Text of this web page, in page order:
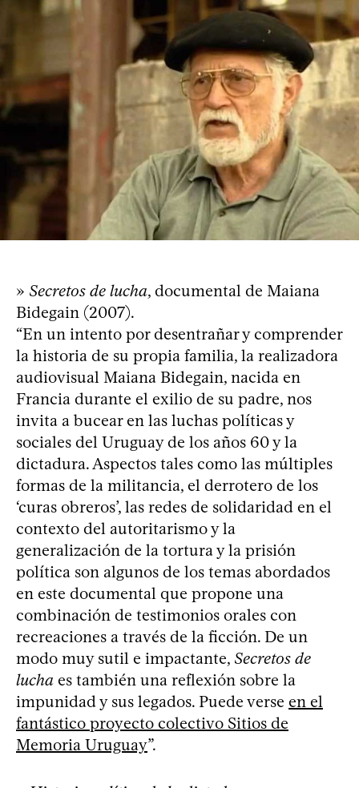
» Secretos de lucha, documental de Maiana
Bidegain (2007).
“En un intento por desentrañar y comprender
la historia de su propia familia, la realizadora
audiovisual Maiana Bidegain, nacida en
Francia durante el exilio de su padre, nos
invita a bucear en las luchas políticas y
sociales del Uruguay de los años 60 y la
dictadura. Aspectos tales como las múltiples
formas de la militancia, el derrotero de los
‘curas obreros’, las redes de solidaridad en el
contexto del autoritarismo y la
generalización de la tortura y la prisión
política son algunos de los temas abordados
en este documental que propone una
combinación de testimonios orales con
recreaciones a través de la ficción. De un
modo muy sutil e impactante, Secretos de
lucha es también una reflexión sobre la
impunidad y sus legados. Puede verse en el
fantástico proyecto colectivo Sitios de
Memoria Uruguay”.